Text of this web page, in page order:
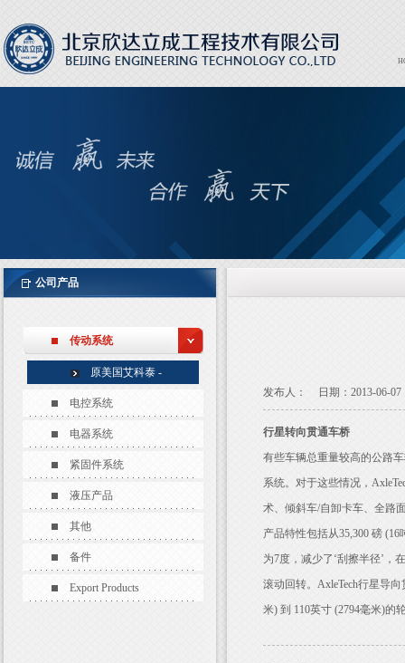
公司产品
传动系统
原美国艾科泰 -
AxleTech
电控系统
电器系统
紧固件系统
液压产品
其他
备件
Export Products
发布人： 日期：2013-06-07
行星转向贯通车桥
有些车辆总重量较高的公路
系统。对于这些情况，
术、倾斜车/自卸卡车、全路
产品特性包括从35,300 磅
为7度，减少了‘刮擦半径’，
滚动回转。AxleTech行星导
米) 到 110英寸 (2794毫米)的